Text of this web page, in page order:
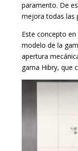
paramento. De
mejora todas las
Este concepto
modelo de la
apertura
gama Hibry, que